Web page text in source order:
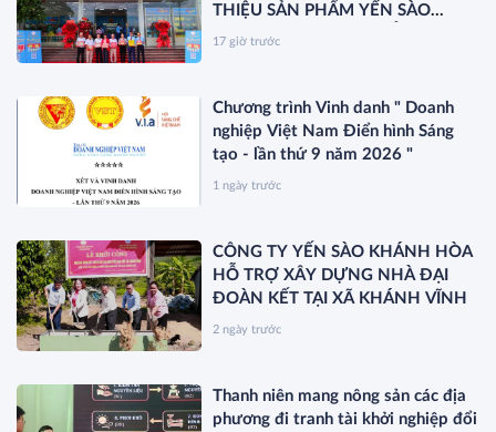
THIỆU SẢN PHẨM YẾN SÀO
KHÁNH HÒA VÀ RA MẮT SẢN
17 giờ trước
Chương trình Vinh danh " Doanh
nghiệp Việt Nam Điển hình Sáng
tạo - lần thứ 9 năm 2026 "
1 ngày trước
CÔNG TY YẾN SÀO KHÁNH HÒA
HỖ TRỢ XÂY DỰNG NHÀ ĐẠI
ĐOÀN KẾT TẠI XÃ KHÁNH VĨNH
2 ngày trước
Thanh niên mang nông sản các địa
phương đi tranh tài khởi nghiệp đổi